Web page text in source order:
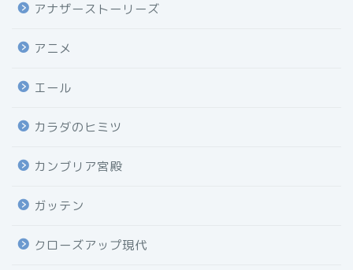
アナザーストーリーズ
アニメ
エール
カラダのヒミツ
カンブリア宮殿
ガッテン
クローズアップ現代